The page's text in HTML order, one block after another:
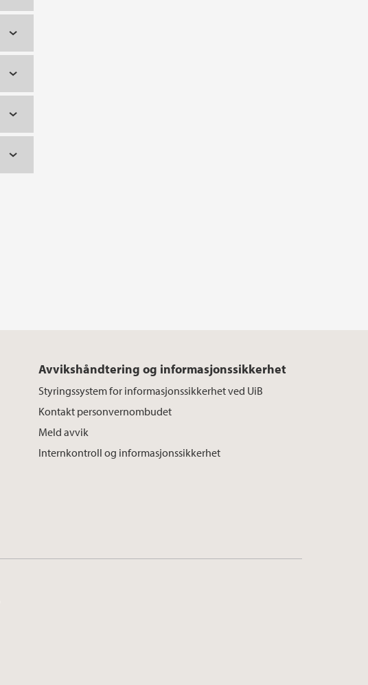
Avvikshåndtering og informasjonssikkerhet
Styringssystem for informasjonssikkerhet ved UiB
Kontakt personvernombudet
Meld avvik
Internkontroll og informasjonssikkerhet